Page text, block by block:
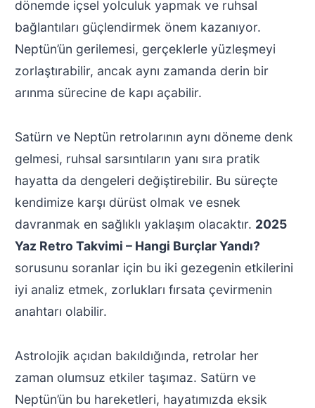
dönemde içsel yolculuk yapmak ve ruhsal
bağlantıları güçlendirmek önem kazanıyor.
Neptün’ün gerilemesi, gerçeklerle yüzleşmeyi
zorlaştırabilir, ancak aynı zamanda derin bir
arınma sürecine de kapı açabilir.
Satürn ve Neptün retrolarının aynı döneme denk
gelmesi, ruhsal sarsıntıların yanı sıra pratik
hayatta da dengeleri değiştirebilir. Bu süreçte
kendimize karşı dürüst olmak ve esnek
davranmak en sağlıklı yaklaşım olacaktır. 2025
Yaz Retro Takvimi – Hangi Burçlar Yandı?
sorusunu soranlar için bu iki gezegenin etkilerini
iyi analiz etmek, zorlukları fırsata çevirmenin
anahtarı olabilir.
Astrolojik açıdan bakıldığında, retrolar her
zaman olumsuz etkiler taşımaz. Satürn ve
Neptün’ün bu hareketleri, hayatımızda eksik